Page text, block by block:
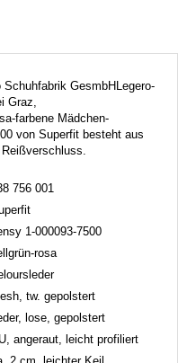
GesmbHLegero-
Graz,
farbene Mädchen-
von Superfit besteht aus
756 001
1-000093-7500
rosa
tw. gepolstert
lose, gepolstert
angeraut, leicht profiliert
2 cm, leichter Keil